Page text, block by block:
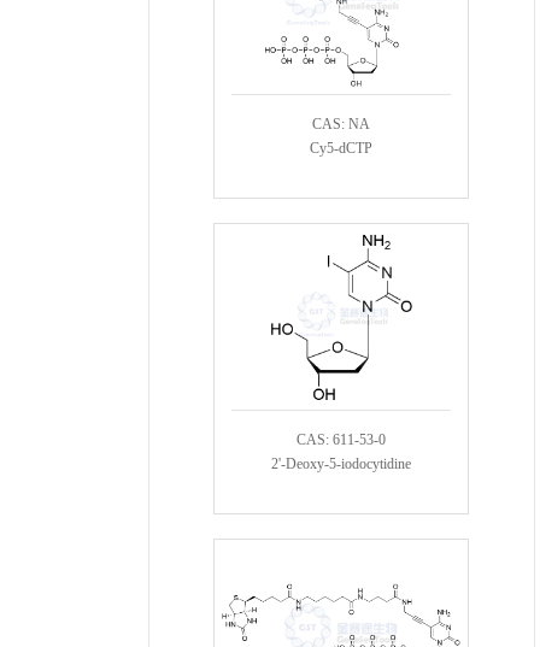
CAS: NA
Cy5-dCTP
CAS: 611-53-0
2'-Deoxy-5-iodocytidine